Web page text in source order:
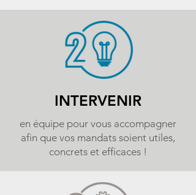
INTERVENIR
en équipe pour vous accompagner
afin que vos mandats soient utiles,
concrets et efficaces !